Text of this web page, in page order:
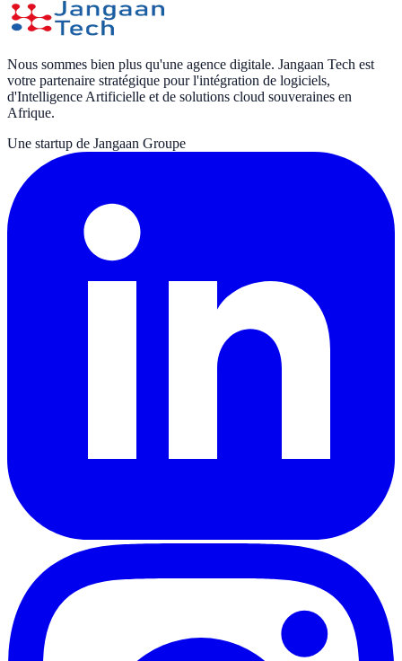
Nous sommes bien plus qu'une agence digitale. Jangaan Tech est
votre partenaire stratégique pour l'intégration de logiciels,
d'Intelligence Artificielle et de solutions cloud souveraines en
Afrique.
Une startup de Jangaan Groupe